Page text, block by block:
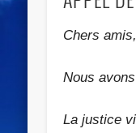
Chers
Nous
La justice